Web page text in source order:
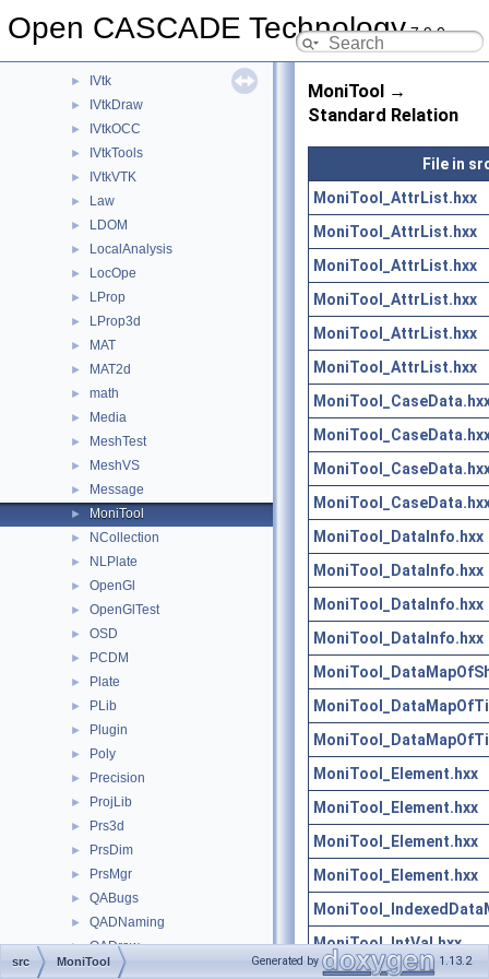
Open CASCADE Technology7.9.0
IntTools
► IVtk
► IVtkDraw
► IVtkOCC
► IVtkTools
► IVtkVTK
► Law
► LDOM
► LocalAnalysis
► LocOpe
► LProp
► LProp3d
► MAT
► MAT2d
► math
► Media
► MeshTest
► MeshVS
► Message
► MoniTool
► NCollection
► NLPlate
► OpenGl
► OpenGlTest
► OSD
► PCDM
► Plate
► PLib
► Plugin
► Poly
► Precision
► ProjLib
► Prs3d
► PrsDim
► PrsMgr
► QABugs
► QADNaming
► QADraw
► QANCollection
MoniTool →
Standard Relation
File in
MoniTool_AttrList.hxx
MoniTool_AttrList.hxx
MoniTool_AttrList.hxx
MoniTool_AttrList.hxx
MoniTool_AttrList.hxx
MoniTool_AttrList.hxx
MoniTool_DataInfo.hxx
MoniTool_DataInfo.hxx
MoniTool_DataInfo.hxx
MoniTool_DataInfo.hxx
MoniTool_Element.hxx
MoniTool_Element.hxx
MoniTool_Element.hxx
MoniTool_Element.hxx
MoniTool_IntVal.hxx
src MoniTool Generated by 1.13.2